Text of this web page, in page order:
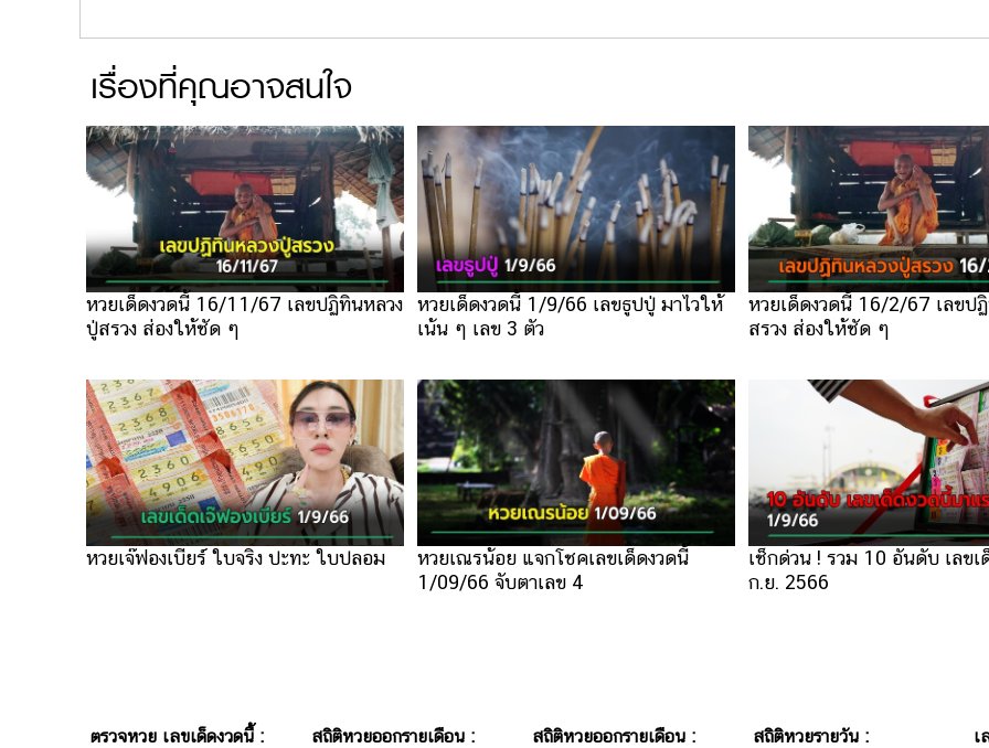
เรื่องที่คุณอาจสนใจ
หวยเด็ดงวดนี้ 16/11/67 เลขปฏิทินหลวง
ปู่สรวง ส่องให้ชัด ๆ
หวยเด็ดงวดนี้ 1/9/66 เลขธูปปู่ มาไวให้
เน้น ๆ เลข 3 ตัว
หวยเด็ดงวดนี้ 16/2/67 เลขป
สรวง ส่องให้ชัด ๆ
หวยเจ๊ฟองเบียร์ ใบจริง ปะทะ ใบปลอม
หวยเณรน้อย แจกโชคเลขเด็ดงวดนี้
1/09/66 จับตาเลข 4
เช็กด่วน ! รวม 10 อันดับ เลขเ
ก.ย. 2566
ตรวจหวย เลขเด็ดงวดนี้ : สถิติหวยออกรายเดือน : สถิติหวยออกรายเดือน : สถิติหวยรายวัน : เ